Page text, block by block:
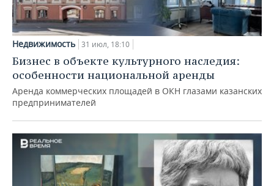
Недвижимость 31 июл, 18:10
Бизнес в объекте культурного наследия:
особенности национальной аренды
Аренда коммерческих площадей в ОКН глазами казанских
предпринимателей